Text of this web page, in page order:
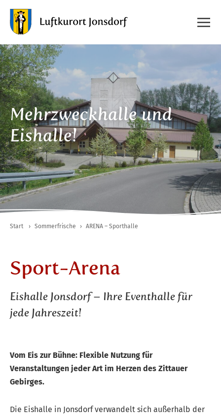
Mehrzweckhalle und
Eishalle!
Start › Sommerfrische › ARENA – Sporthalle
Sport-Arena
Eishalle Jonsdorf – Ihre Eventhalle für
jede Jahreszeit!
Vom Eis zur Bühne: Flexible Nutzung für
Veranstaltungen jeder Art im Herzen des Zittauer
Gebirges.
Die Eishalle in Jonsdorf verwandelt sich außerhalb der